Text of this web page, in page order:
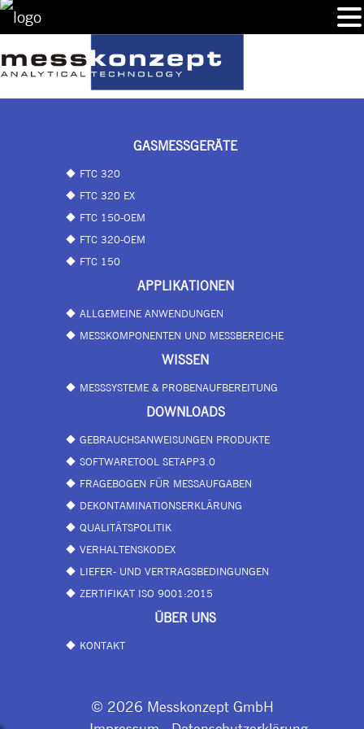
GASMESSGERÄTE
FTC 320
FTC 320 EX
FTC 150-OEM
FTC 320-OEM
FTC 150
APPLIKATIONEN
ALLGEMEINE ANWENDUNGEN
MESSKOMPONENTEN UND MESSBEREICHE
WISSEN
MESSSYSTEME & PROBENAUFBEREITUNG
DOWNLOADS
GEBRAUCHSANWEISUNGEN PRODUKTE
SOFTWARETOOL SETAPP3.0
FRAGEBOGEN FÜR MESSAUFGABEN
DEKONTAMINATIONSERKLÄRUNG
QUALITÄTSPOLITIK
VERHALTENSKODEX
LIEFER- UND VERTRAGSBEDINGUNGEN
ZERTIFIKAT ISO 9001:2015
ÜBER UNS
KONTAKT
© 2026 Messkonzept GmbH